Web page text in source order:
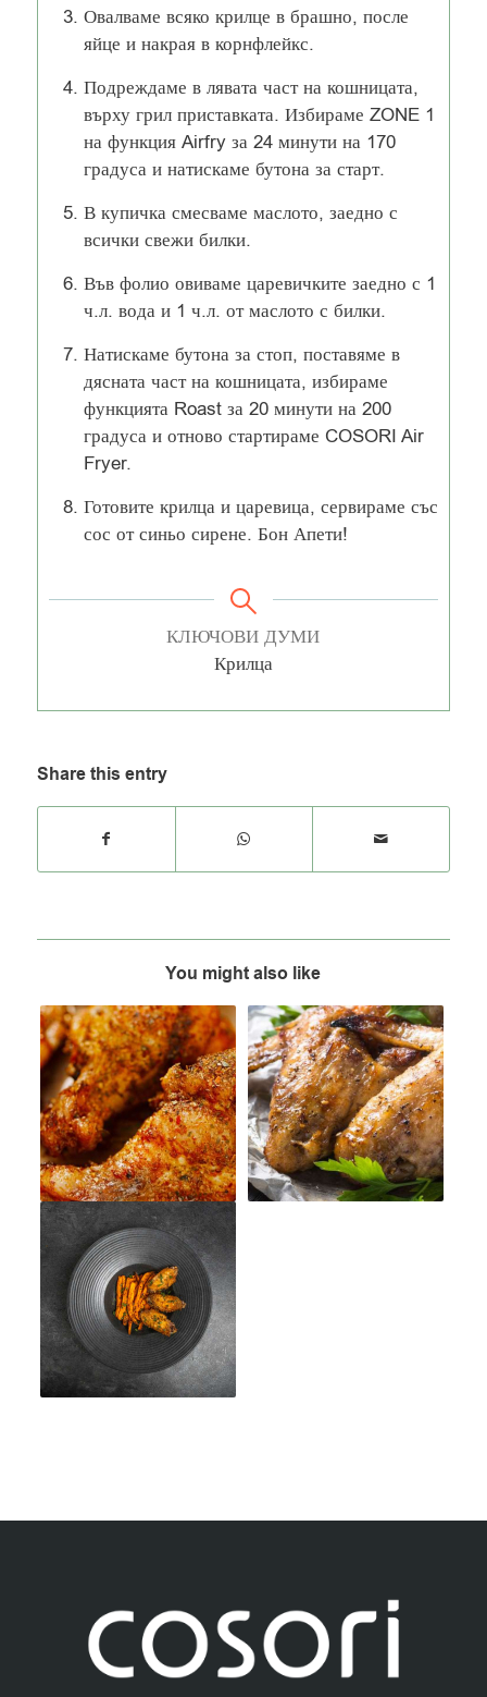
Овалваме всяко крилце в брашно, после
яйце и накрая в корнфлейкс.
Подреждаме в лявата част на кошницата,
върху грил приставката. Избираме ZONE 1
на функция Airfry за 24 минути на 170
градуса и натискаме бутона за старт.
В купичка смесваме маслото, заедно с
всички свежи билки.
Във фолио овиваме царевичките заедно с 1
ч.л. вода и 1 ч.л. от маслото с билки.
Натискаме бутона за стоп, поставяме в
дясната част на кошницата, избираме
функцията Roast за 20 минути на 200
градуса и отново стартираме COSORI Air
Fryer.
Готовите крилца и царевица, сервираме със
сос от синьо сирене. Бон Апети!
КЛЮЧОВИ ДУМИ
Крилца
Share this entry
You might also like